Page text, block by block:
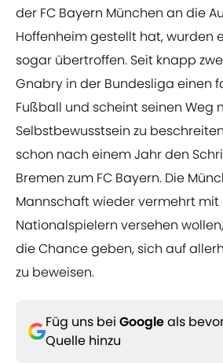
der FC Bayern München an die
Hoffenheim gestellt hat, wurden
sogar übertroffen. Seit knapp
Gnabry in der Bundesliga einen
Fußball und scheint seinen Weg
Selbstbewusstsein zu
schon nach einem Jahr den
Bremen zum FC Bayern. Die
Mannschaft wieder vermehrt
Nationalspielern versehen
die Chance geben, sich auf
zu beweisen.
Füg uns bei Googleals
Quelle hinzu